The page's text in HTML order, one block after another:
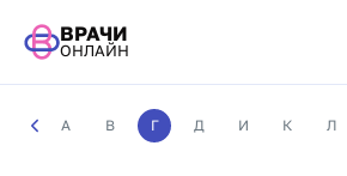
ВРАЧИ
ОНЛАЙН
А В Г Д И К Л